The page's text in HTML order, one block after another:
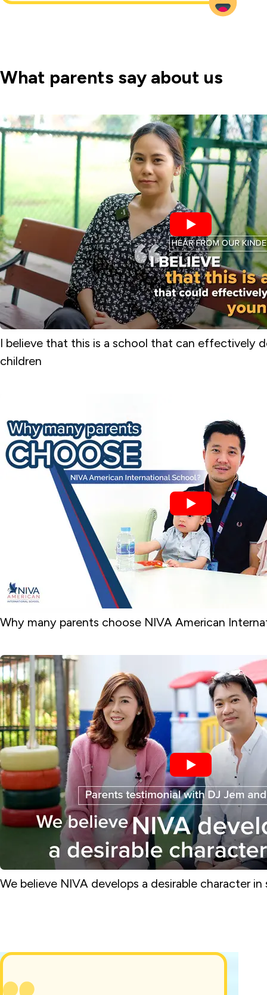
What parents say about us
I believe that this is a school that can effectively
children
Why many parents choose NIVA American
We believe NIVA develops a desirable character